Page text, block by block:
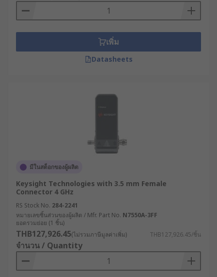
เพิ่ม
Datasheets
มีในสต็อกของผู้ผลิต
Keysight Technologies with 3.5 mm Female
Connector 4 GHz
RS Stock No. 284-2241
หมายเลขชิ้นส่วนของผู้ผลิต / Mfr. Part No. N7550A-3FF
ยอดรวมย่อย (1 ชิ้น)
THB127,926.45(ไม่รวมภาษีมูลค่าเพิ่ม) THB127,926.45/ชิ้น
จำนวน / Quantity